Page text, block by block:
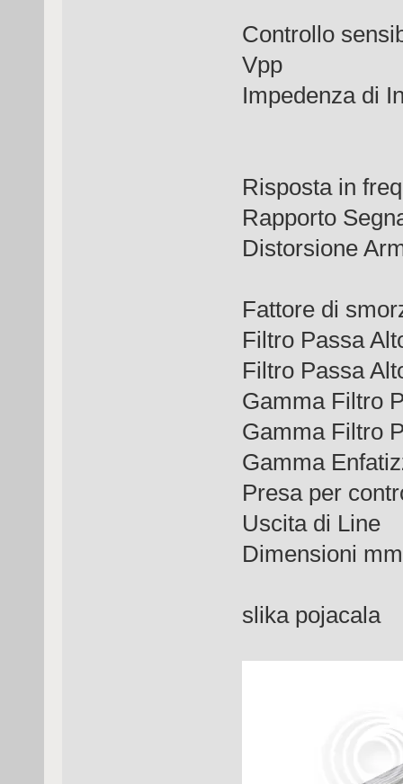
Controllo
Vpp
Risposta
Rapporto
Fattore di
Filtro
Filtro
Gamma Filtro
Gamma
Gamma
Presa per
Dimensioni
slika pojacala